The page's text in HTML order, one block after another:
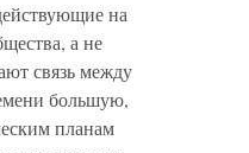
на
а не
связь между
большую,
планам